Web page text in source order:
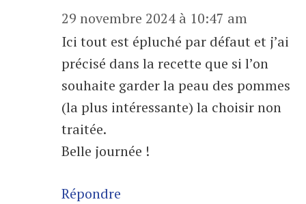
29 novembre 2024 à 10:47 am
Ici tout est épluché par défaut et j’ai
précisé dans la recette que si l’on
souhaite garder la peau des pommes
(la plus intéressante) la choisir non
traitée.
Belle journée !
Répondre